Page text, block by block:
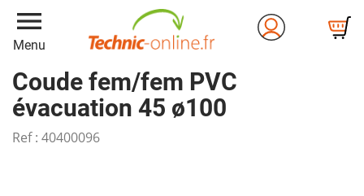
menu
Menu
Coude fem/fem PVC
évacuation 45 ø100
Ref : 40400096